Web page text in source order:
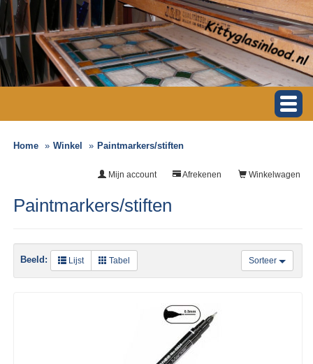
Home Winkel Paintmarkers/stiften
Winkelwagen
Afrekenen
Mijn account
Paintmarkers/stiften
Sorteer
Beeld: Lijst Tabel